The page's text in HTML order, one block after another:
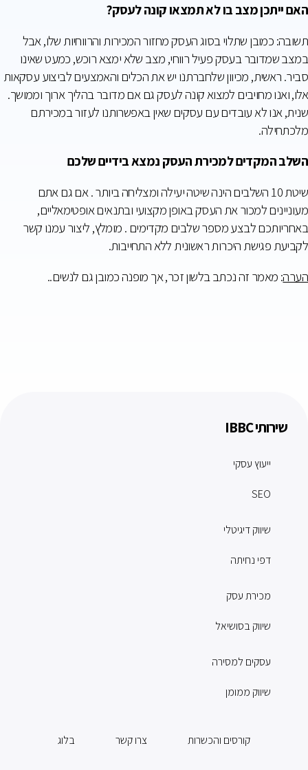
האם ייתכן מצב בו לא תמצאו קונה לעסק?
תשובה: כמובן שתלוי בסוג העסק מחזור המכירות והרווחיות שלו, אבל
במצב שמדובר בעסק פעיל רווחי, מצב שלא ימצא רוכש, כמעט שאינו
סביר. ראשית, מכיוון שלחברתנו יש את הכלים והאמצעים לביצוע עסקאות
אלו, ואנו מחויבים למצוא קונה לעסק גם אם מדובר בהליך ארוך וממושך.
שנית, אנו לא עובדים עם עסקים שאין באפשרותנו לעזור במכירתם
מלכתחילה.
השלב המקדים למכירת העסק נמצא בידיים שלכם
שיטת 10 השלבים הינה שיטה יעילה ומצליחה ביותר . אם גם אתם
מעוניינים למכור את העסק באופן מקצועי ובתנאים אופטימאליים,
באחריותכם לבצע מספר שלבים מקדימים . מומלץ, ליצור עמנו קשר
לקביעת פגישת היכרות ראשונית ללא התחייבות.
הערה: מאמר זה נכתב בלשון זכר, אך מופנה כמובן גם לנשים..
שירותי IBBC
ייעוץ עסקי
SEO
שיווק דיגיטלי
דפי נחיתה
מכירת עסק
שיווק בסושיאל
עסקים למסירה
שיווק ממומן
בלוג צרו קשר קורסים והכשרות